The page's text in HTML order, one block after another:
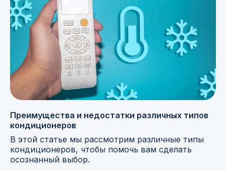
Преимущества и недостатки различных типов
кондиционеров
В этой статье мы рассмотрим различные типы
кондиционеров, чтобы помочь вам сделать
осознанный выбор.